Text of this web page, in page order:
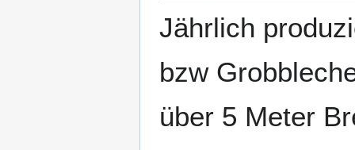
Jährlich
bzw
über 5 Meter